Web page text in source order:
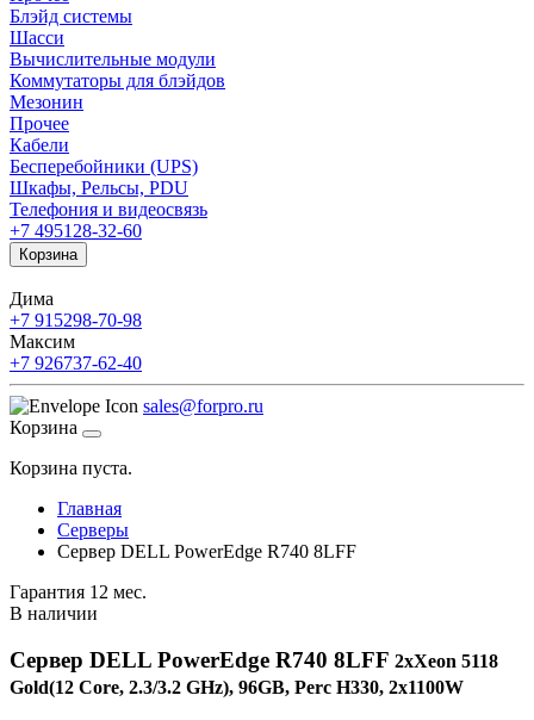
Блэйд системы
Шасси
Вычислительные модули
Коммутаторы для блэйдов
Мезонин
Прочее
Кабели
Бесперебойники (UPS)
Шкафы, Рельсы, PDU
Телефония и видеосвязь
+7 495128-32-60
Корзина
Дима
+7 915298-70-98
Максим
+7 926737-62-40
sales@forpro.ru
Корзина
Корзина пуста.
Главная
Серверы
Сервер DELL PowerEdge R740 8LFF
Гарантия 12 мес.
В наличии
Сервер DELL PowerEdge R740 8LFF 2xXeon 5118
Gold(12 Core, 2.3/3.2 GHz), 96GB, Perc H330, 2x1100W